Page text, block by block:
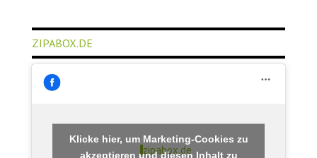
ZIPABOX.DE
zipabox.de
Klicke hier, um Marketing-Cookies zu
akzeptieren und diesen Inhalt zu